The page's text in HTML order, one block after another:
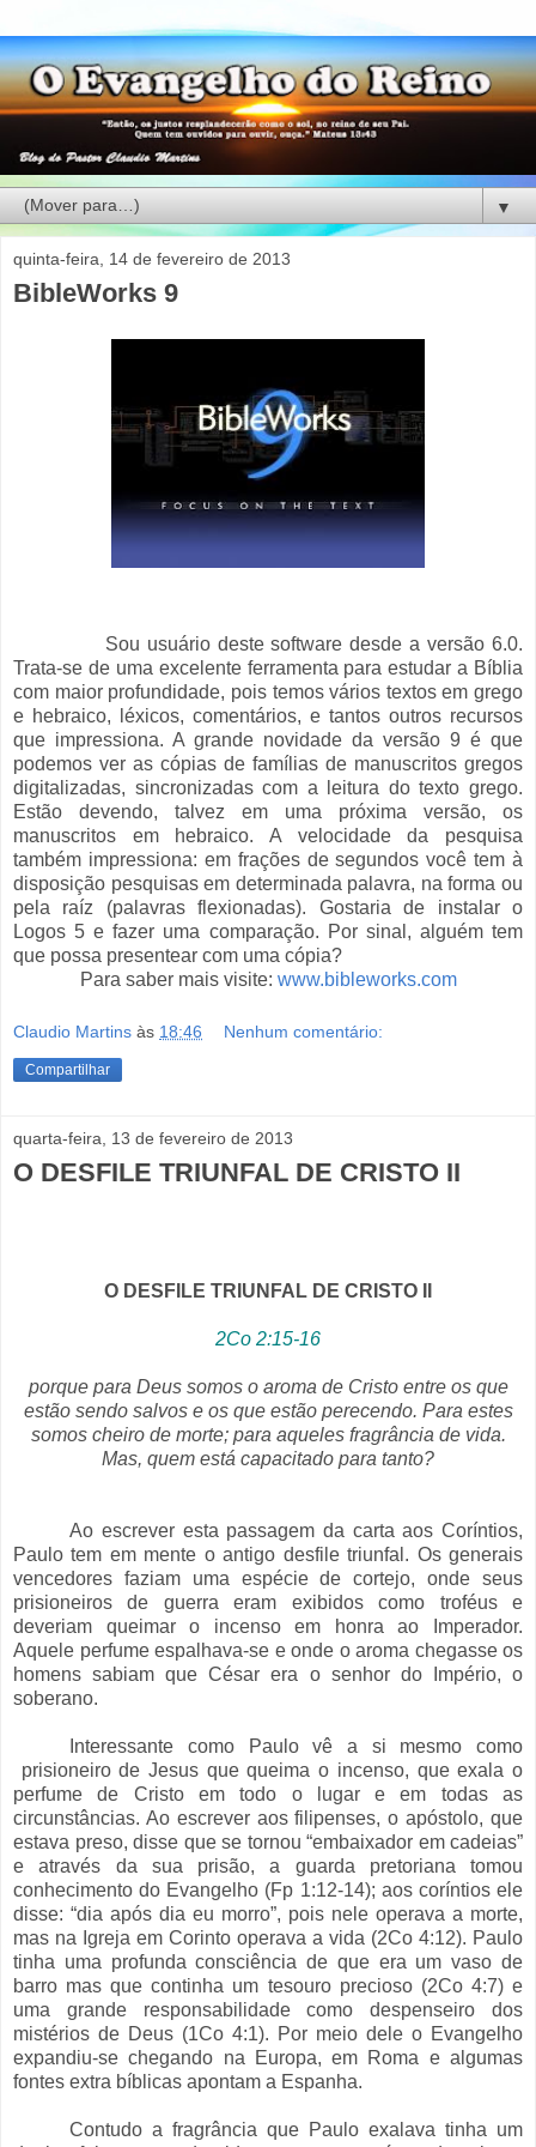
▼
quinta-feira, 14 de fevereiro de 2013
BibleWorks 9
Sou usuário deste software desde a versão 6.0.
Trata-se de uma excelente ferramenta para estudar a Bíblia
com maior profundidade, pois temos vários textos em grego
e hebraico, léxicos, comentários, e tantos outros recursos
que impressiona. A grande novidade da versão 9 é que
podemos ver as cópias de famílias de manuscritos gregos
digitalizadas, sincronizadas com a leitura do texto grego.
Estão devendo, talvez em uma próxima versão, os
manuscritos em hebraico. A velocidade da pesquisa
também impressiona: em frações de segundos você tem à
disposição pesquisas em determinada palavra, na forma ou
pela raíz (palavras flexionadas). Gostaria de instalar o
Logos 5 e fazer uma comparação. Por sinal, alguém tem
que possa presentear com uma cópia?
Para saber mais visite: www.bibleworks.com
Claudio Martins às 18:46 Nenhum comentário:
Compartilhar
quarta-feira, 13 de fevereiro de 2013
O DESFILE TRIUNFAL DE CRISTO II
O DESFILE TRIUNFAL DE CRISTO II
2Co 2:15-16
porque para Deus somos o aroma de Cristo entre os que
estão sendo salvos e os que estão perecendo. Para estes
somos cheiro de morte; para aqueles fragrância de vida.
Mas, quem está capacitado para tanto?
Ao escrever esta passagem da carta aos Coríntios,
Paulo tem em mente o antigo desfile triunfal. Os generais
vencedores faziam uma espécie de cortejo, onde seus
prisioneiros de guerra eram exibidos como troféus e
deveriam queimar o incenso em honra ao Imperador.
Aquele perfume espalhava-se e onde o aroma chegasse os
homens sabiam que César era o senhor do Império, o
soberano.
Interessante como Paulo vê a si mesmo como
prisioneiro de Jesus que queima o incenso, que exala o
perfume de Cristo em todo o lugar e em todas as
circunstâncias. Ao escrever aos filipenses, o apóstolo, que
estava preso, disse que se tornou “embaixador em cadeias”
e através da sua prisão, a guarda pretoriana tomou
conhecimento do Evangelho (Fp 1:12-14); aos coríntios ele
disse: “dia após dia eu morro”, pois nele operava a morte,
mas na Igreja em Corinto operava a vida (2Co 4:12). Paulo
tinha uma profunda consciência de que era um vaso de
barro mas que continha um tesouro precioso (2Co 4:7) e
uma grande responsabilidade como despenseiro dos
mistérios de Deus (1Co 4:1). Por meio dele o Evangelho
expandiu-se chegando na Europa, em Roma e algumas
fontes extra bíblicas apontam a Espanha.
Contudo a fragrância que Paulo exalava tinha um